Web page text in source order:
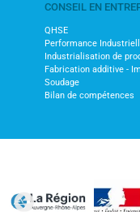
CONSEIL EN
QHSE
Performance
Industrialisation de
Fabrication additive -
Soudage
Bilan de compétences